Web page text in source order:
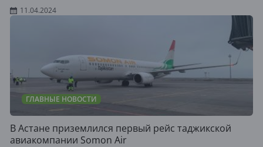
11.04.2024
ГЛАВНЫЕ НОВОСТИ
В Астане приземлился первый рейс таджикской
авиакомпании Somon Air